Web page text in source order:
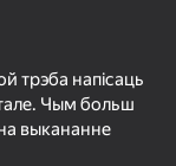
трэба напісаць
Чым больш
выкананне